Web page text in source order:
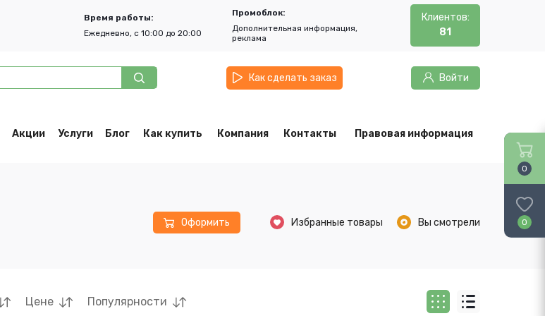
Время работы:
Ежедневно, с 10:00 до 20:00
Промоблок:
Дополнительная информация,
реклама
Клиентов:
81
Как сделать заказ Войти
Акции Услуги Блог Как купить Компания Контакты Правовая информация
Оформить Избранные товары Вы смотрели
Цене Популярности
0
0